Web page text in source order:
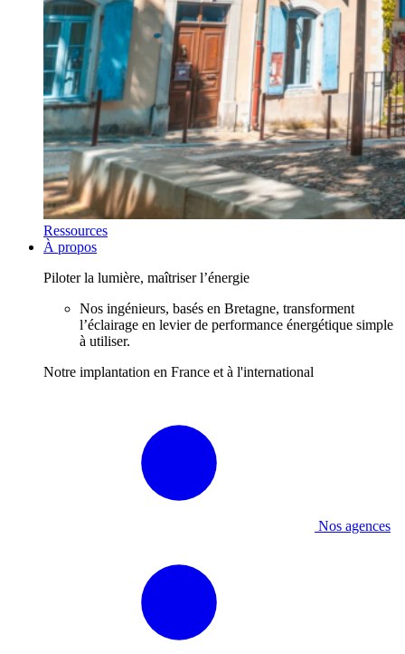
Ressources
À propos
Piloter la lumière, maîtriser l’énergie
Nos ingénieurs, basés en Bretagne, transforment
l’éclairage en levier de performance énergétique simple
à utiliser.
Notre implantation en France et à l'international
Nos agences